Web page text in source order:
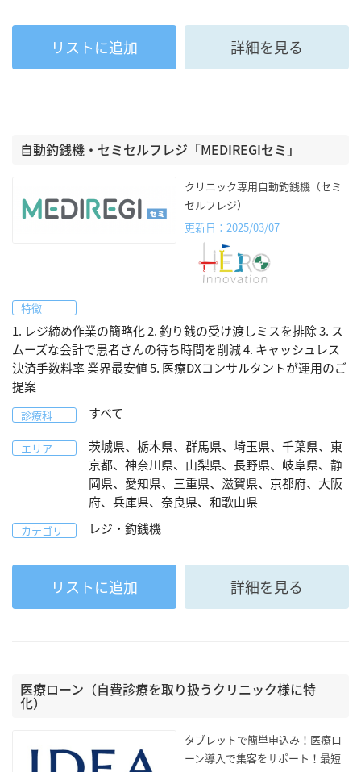
リストに追加 詳細を見る
自動釣銭機・セミセルフレジ「MEDIREGIセミ」
クリニック専用自動釣銭機（セミ
セルフレジ）
更新日：2025/03/07
特徴
1. レジ締め作業の簡略化 2. 釣り銭の受け渡しミスを排除 3. ス
ムーズな会計で患者さんの待ち時間を削減 4. キャッシュレス
決済手数料率 業界最安値 5. 医療DXコンサルタントが運用のご
提案
診療科 すべて
エリア
茨城県、栃木県、群馬県、埼玉県、千葉県、東
京都、神奈川県、山梨県、長野県、岐阜県、静
岡県、愛知県、三重県、滋賀県、京都府、大阪
府、兵庫県、奈良県、和歌山県
カテゴリ レジ・釣銭機
リストに追加 詳細を見る
医療ローン（自費診療を取り扱うクリニック様に特
化）
タブレットで簡単申込み！医療ロ
ーン導入で集客をサポート！最短